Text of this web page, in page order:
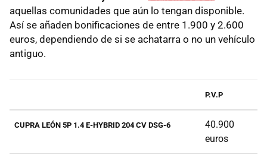
aquellas comunidades que aún lo tengan disponible.
Así se añaden bonificaciones de entre 1.900 y 2.600
euros, dependiendo de si se achatarra o no un vehículo
antiguo.
P.V.P
CUPRA LEÓN 5P 1.4 E-HYBRID 204 CV DSG-6
40.900
euros